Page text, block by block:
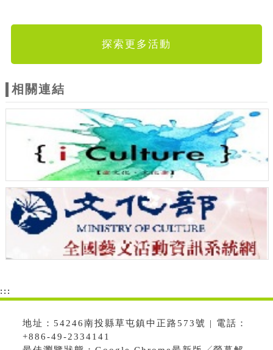
探索更多活動
相關連結
:::
地址：54246南投縣草屯鎮中正路573號 | 電話：
+886-49-2334141